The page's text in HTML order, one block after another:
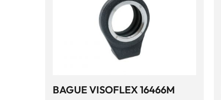
BAGUE VISOFLEX 16466M